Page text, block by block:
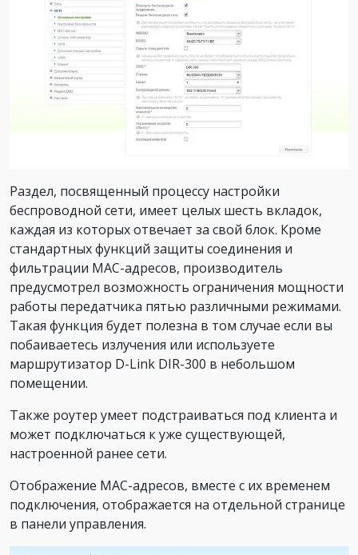
Раздел, посвященный процессу настройки
беспроводной сети, имеет целых шесть вкладок,
каждая из которых отвечает за свой блок. Кроме
стандартных функций защиты соединения и
фильтрации MAC-адресов, производитель
предусмотрел возможность ограничения мощности
работы передатчика пятью различными режимами.
Такая функция будет полезна в том случае если вы
побаиваетесь излучения или используете
маршрутизатор D-Link DIR-300 в небольшом
помещении.
Также роутер умеет подстраиваться под клиента и
может подключаться к уже существующей,
настроенной ранее сети.
Отображение MAC-адресов, вместе с их временем
подключения, отображается на отдельной странице
в панели управления.